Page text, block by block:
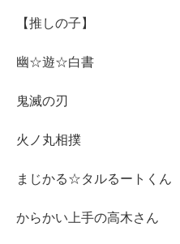
【推しの子】
幽☆遊☆白書
鬼滅の刃
火ノ丸相撲
まじかる☆タルるートくん
からかい上手の高木さん